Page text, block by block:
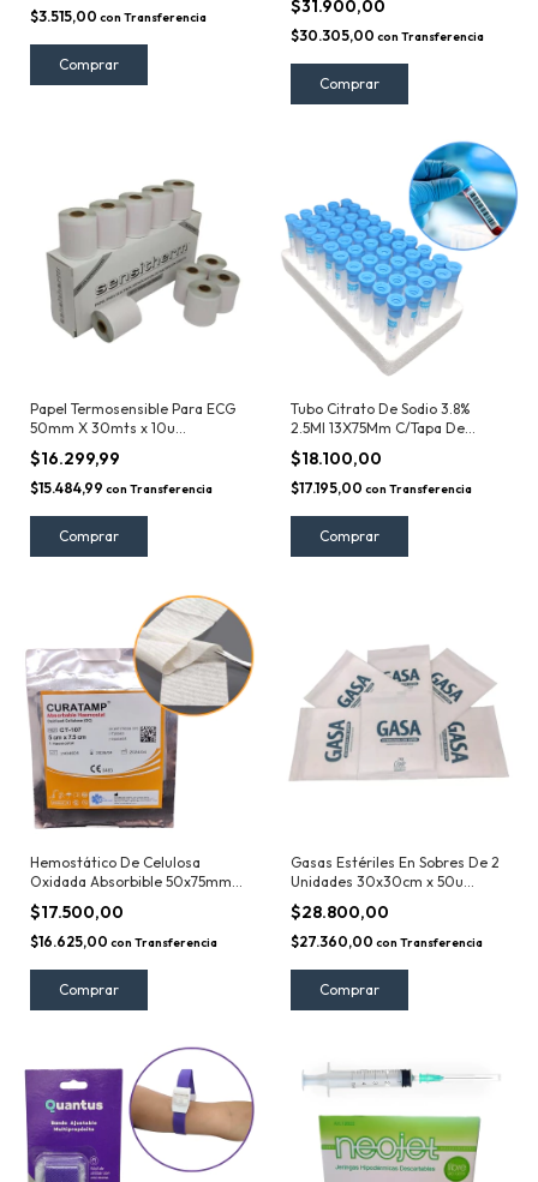
$3.515,00 con Transferencia
$31.900,00
$30.305,00 con Transferencia
Papel Termosensible Para ECG
50mm X 30mts x 10u
Sensitherm
$16.299,99
$15.484,99 con Transferencia
Tubo Citrato De Sodio 3.8%
2.5Ml 13X75Mm C/Tapa De
Goma x50u Tecnon
$18.100,00
$17.195,00 con Transferencia
Hemostático De Celulosa
Oxidada Absorbible 50x75mm
Curatamp
$17.500,00
$16.625,00 con Transferencia
Gasas Estériles En Sobres De 2
Unidades 30x30cm x 50u
Ceade
$28.800,00
$27.360,00 con Transferencia